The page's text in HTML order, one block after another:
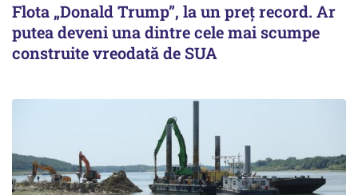
Flota „Donald Trump”, la un preț record. Ar
putea deveni una dintre cele mai scumpe
construite vreodată de SUA